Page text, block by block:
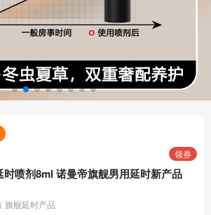
领券
时喷剂8ml 诺曼帝旗舰男用延时新产品
旗舰延时产品